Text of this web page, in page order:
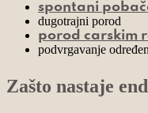
spontani
dugotrajni porod
porod carskim
podvrgavanje
Zašto nastaje